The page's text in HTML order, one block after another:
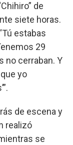
de
siete horas.
estabas
29
no cerraban. Y
yo
de escena y
realizó
se